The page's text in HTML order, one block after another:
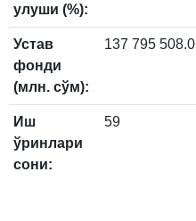
улуши (%):
Устав
фонди
(млн. сўм):
137 795 508.0
Иш
ўринлари
сони:
59